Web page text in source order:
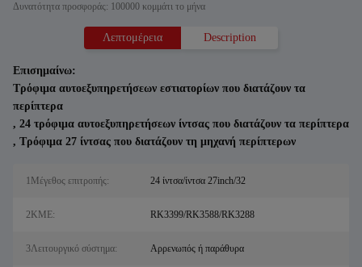
Δυνατότητα προσφοράς: 100000 κομμάτι το μήνα
Λεπτομέρεια Description
Επισημαίνω:
Τρόφιμα αυτοεξυπηρετήσεων εστιατορίων που διατάζουν τα
περίπτερα
, 24 τρόφιμα αυτοεξυπηρετήσεων ίντσας που διατάζουν τα περίπτερα
, Τρόφιμα 27 ίντσας που διατάζουν τη μηχανή περίπτερων
1Μέγεθος επιτροπής: 24 ίντσα/ίντσα 27inch/32
2ΚΜΕ: RK3399/RK3588/RK3288
3Λειτουργικό σύστημα: Αρρενωπός ή παράθυρα